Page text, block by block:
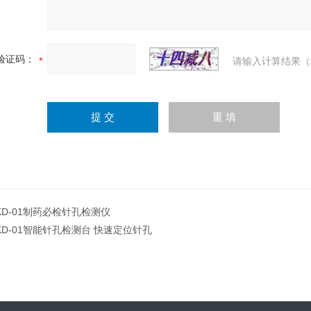
证码： 请输入计算结果
01制药必检针孔检测仪
01智能针孔检测台 快速定位针孔